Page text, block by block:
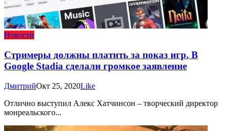
Новости
Стримеры должны платить за показ игр. В
Google Stadia сделали громкое заявление
ДмитрийОкт 25, 2020Like
Отлично выступил Алекс Хатчинсон – творческий директор
монреальского...